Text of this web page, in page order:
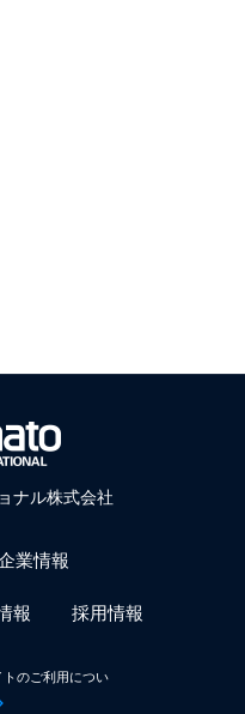
ナル株式会社
業情報
報 採用情報
トのご利用につい